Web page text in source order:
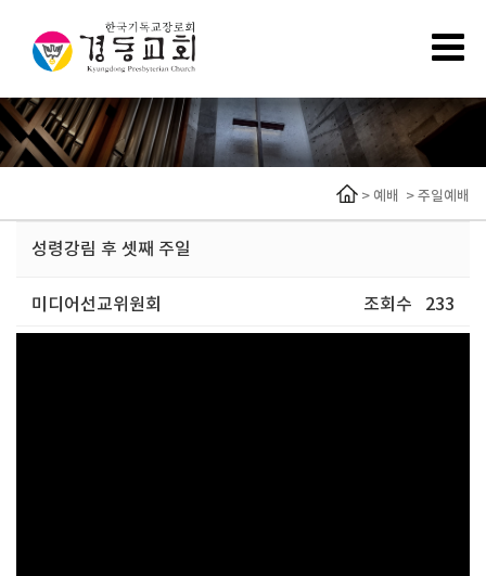
> 예배 >주일예배
성령강림 후 셋째 주일
미디어선교위원회 조회수 233